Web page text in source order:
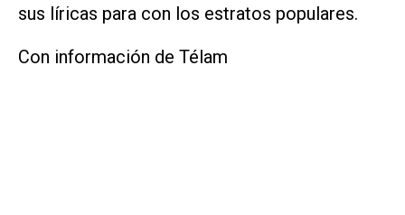
sus líricas para con los estratos populares.
Con información de Télam